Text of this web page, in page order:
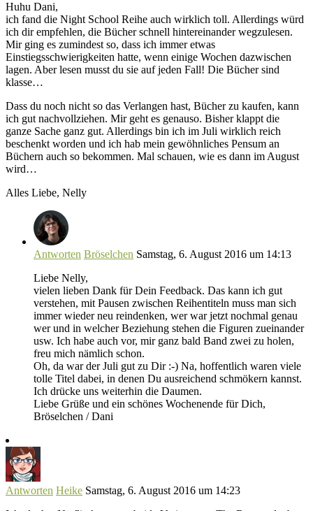
Huhu Dani,
ich fand die Night School Reihe auch wirklich toll. Allerdings würd
ich dir empfehlen, die Bücher schnell hintereinander wegzulesen.
Mir ging es zumindest so, dass ich immer etwas
Einstiegsschwierigkeiten hatte, wenn einige Wochen dazwischen
lagen. Aber lesen musst du sie auf jeden Fall! Die Bücher sind
klasse…
Dass du noch nicht so das Verlangen hast, Bücher zu kaufen, kann
ich gut nachvollziehen. Mir geht es genauso. Bisher klappt die
ganze Sache ganz gut. Allerdings bin ich im Juli wirklich reich
beschenkt worden und ich hab mein gewöhnliches Pensum an
Büchern auch so bekommen. Mal schauen, wie es dann im August
wird…
Alles Liebe, Nelly
Antworten Bröselchen Samstag, 6. August 2016 um 14:13
Liebe Nelly,
vielen lieben Dank für Dein Feedback. Das kann ich gut
verstehen, mit Pausen zwischen Reihentiteln muss man sich
immer wieder neu reindenken, wer war jetzt nochmal genau
wer und in welcher Beziehung stehen die Figuren zueinander
usw. Ich habe auch vor, mir ganz bald Band zwei zu holen,
freu mich nämlich schon.
Oh, da war der Juli gut zu Dir :-) Na, hoffentlich waren viele
tolle Titel dabei, in denen Du ausreichend schmökern kannst.
Ich drücke uns weiterhin die Daumen.
Liebe Grüße und ein schönes Wochenende für Dich,
Bröselchen / Dani
Antworten Heike Samstag, 6. August 2016 um 14:23